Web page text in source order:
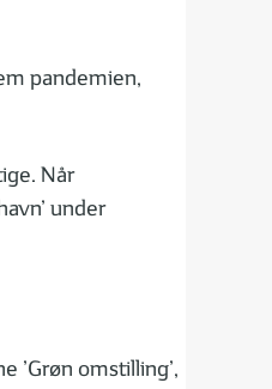
pandemien,
Når
under
omstilling’,